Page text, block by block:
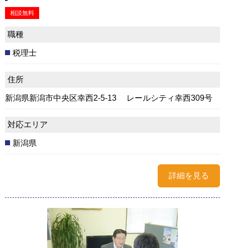
相談無料
職種
税理士
住所
新潟県新潟市中央区幸西2-5-13 レールシティ幸西309号
対応エリア
新潟県
詳細を見る